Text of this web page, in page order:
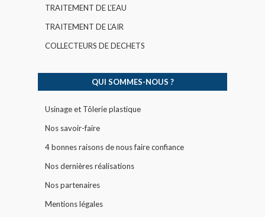
TRAITEMENT DE L’EAU
TRAITEMENT DE L’AIR
COLLECTEURS DE DECHETS
QUI SOMMES-NOUS ?
Usinage et Tôlerie plastique
Nos savoir-faire
4 bonnes raisons de nous faire confiance
Nos dernières réalisations
Nos partenaires
Mentions légales